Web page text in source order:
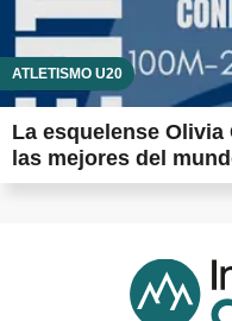
ATLETISMO U20
La esquelense
las mejores del